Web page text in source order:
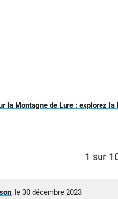
la Montagne de Lure : explorez
1 sur
, le 30 décembre 2023